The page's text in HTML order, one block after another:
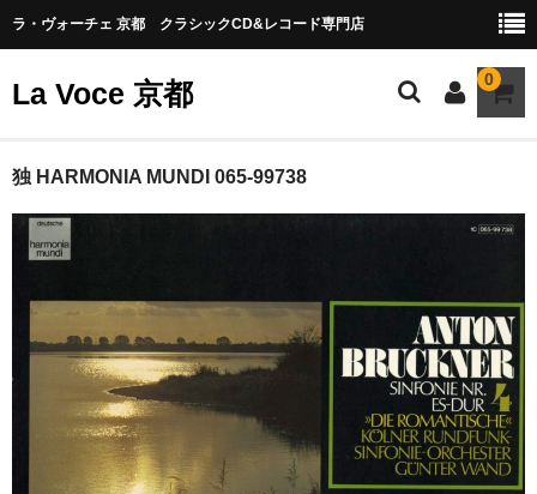
ラ・ヴォーチェ 京都 クラシックCD&レコード専門店
La Voce 京都 0
CATALOG LP
New arrival
室内楽曲
器楽曲
声楽曲
独 HARMONIA MUNDI 065-99738